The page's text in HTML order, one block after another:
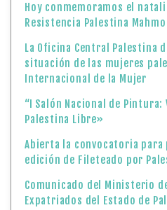
Hoy conmemoramos el
Resistencia Palestina
La Oficina Central Palestina
situación de las mujeres
Internacional de la Mujer
“I Salón Nacional de
Palestina Libre»
Abierta la convocatoria para
edición de Fileteado por
Comunicado del Ministerio
Expatriados del Estado de